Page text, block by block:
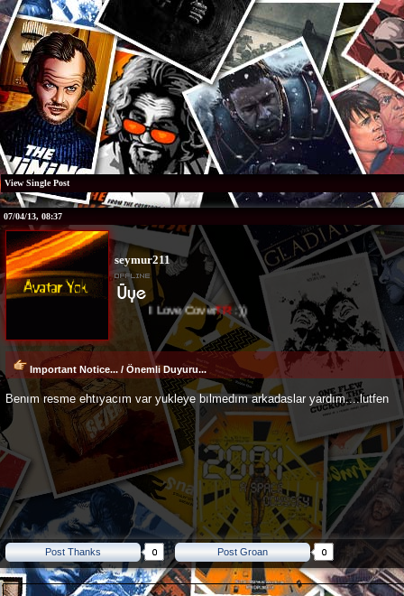
View Single Post
07/04/13, 08:37
seymur211
I Love CoverTR:))
Important Notice... / Önemli Duyuru...
Benım resme ehtıyacım var yukleye bılmedım arkadaslar yardım....lutfen
Post Thanks Post Groan